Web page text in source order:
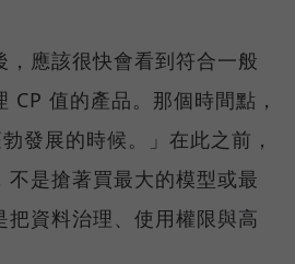
，應該很快會看到符合一般
CP 值的產品。那個時間點，
發展的時候。」在此之前，
不是搶著買最大的模型或最
把資料治理、使用權限與高